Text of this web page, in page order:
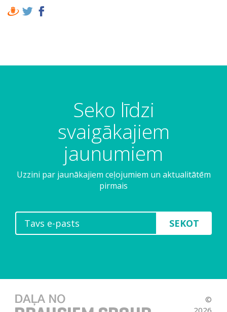
Seko līdzi
svaigākajiem
jaunumiem
Uzzini par jaunākajiem ceļojumiem un aktualitātēm
pirmais
SEKOT
©